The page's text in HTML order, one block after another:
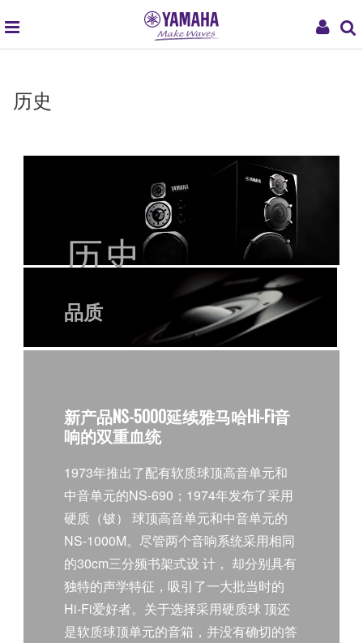
My
global
历史
历史
品质
历史
技术
新产品NS-5000延续雅马哈Hi-Fi音
响的双重血统
1973年推出了配有软质球顶高音单元和
中音单元的NS-690；1974年发布了采用
硬质（铍） 球顶高音单元和中音单元的
NS-1000M。尽管两个音响系统采用相同
的30cm三分频书架式设 计， 却分别具有
独特的声学特征，吸引了一大批当时的
Hi-Fi爱好者。关于选择采用硬质球 顶还
是软质球顶单元的音箱，并没有确切的答